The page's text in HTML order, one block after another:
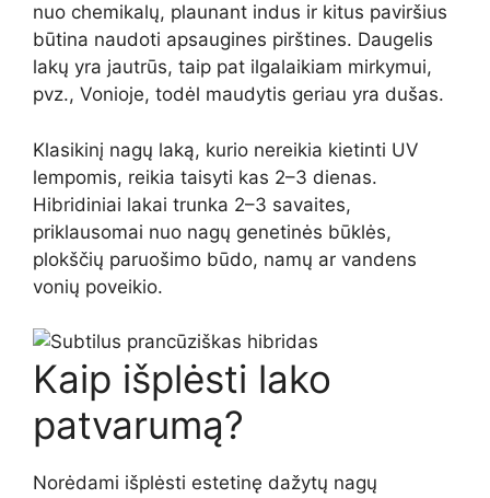
nuo chemikalų, plaunant indus ir kitus paviršius
būtina naudoti apsaugines pirštines. Daugelis
lakų yra jautrūs, taip pat ilgalaikiam mirkymui,
pvz., Vonioje, todėl maudytis geriau yra dušas.
Klasikinį nagų laką, kurio nereikia kietinti UV
lempomis, reikia taisyti kas 2–3 dienas.
Hibridiniai lakai trunka 2–3 savaites,
priklausomai nuo nagų genetinės būklės,
plokščių paruošimo būdo, namų ar vandens
vonių poveikio.
Kaip išplėsti lako
patvarumą?
Norėdami išplėsti estetinę dažytų nagų